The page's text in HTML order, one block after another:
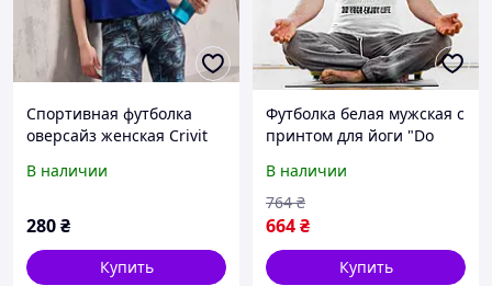
Спортивная футболка
оверсайз женская Crivit
В наличии
280₴
Купить
Футболка белая мужская с
принтом для йоги "Do
йогой, наслаждайтесь
жизнью" Push IT
В наличии
664₴
764 ₴
Купить